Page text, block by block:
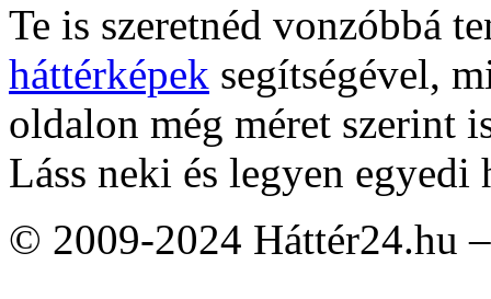
Te is szeretnéd vonzóbbá
háttérképek segítségével,
oldalon még méret szerint
Láss neki és legyen egyedi
© 2009-2024 Háttér24.hu